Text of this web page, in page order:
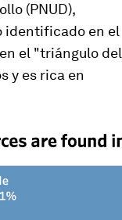
(PNUD),
identificado en el
el "triángulo del
y es rica en